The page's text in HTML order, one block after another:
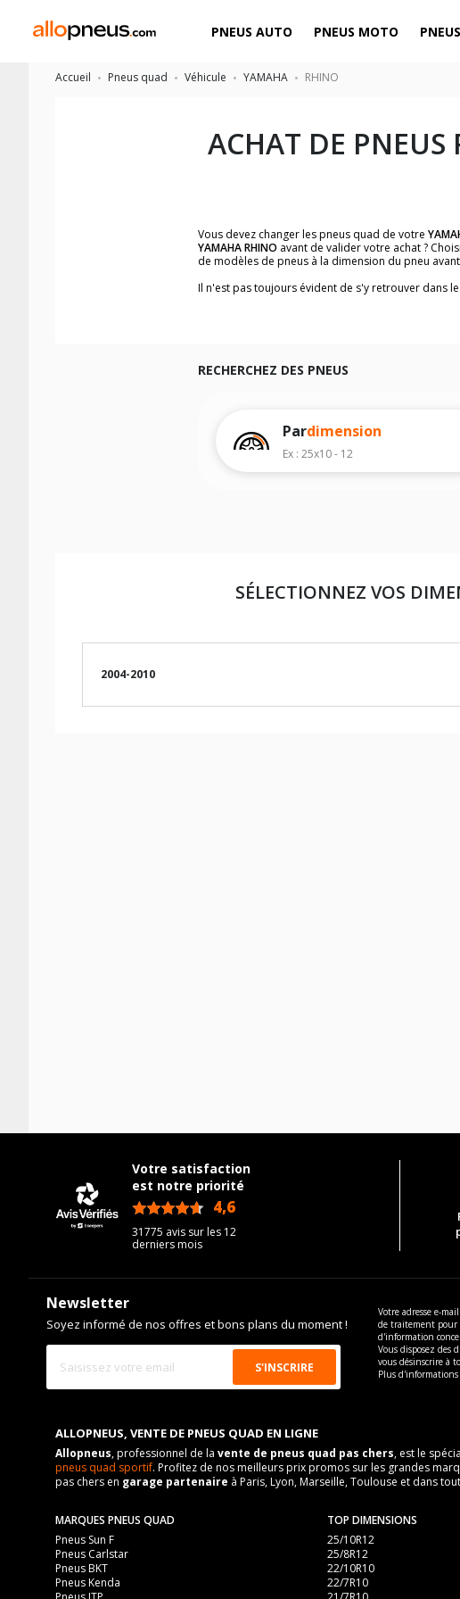
PNEUS AUTO PNEUS MOTO
Accueil Pneus quad Véhicule YAMAHA RHINO
ACHAT DE
Vous devez changer les pneus quad de votre
YAMAHA RHINO avant de valider votre achat ?
de modèles de pneus à la dimension du pneu
Il n'est pas toujours évident de s'y retrouver dans
Les images du pneu quad, les avis clients et un
Pour voir notre liste de pneus quad, veuillez
RECHERCHEZ DES PNEUS
Pardimension
Ex : 25x10 - 12
SÉLECTIONNEZ VOS
2004-2010
Votre satisfaction
est notre priorité
4,6
31775 avis sur les 12
derniers mois
Newsletter
Soyez informé de nos offres et bons plans du moment !
Votre adresse e-
de traitement pour
d'information
Vous disposez des
vous désinscrire à
Plus d'informations
ALLOPNEUS, VENTE DE PNEUS QUAD EN LIGNE
Allopneus, professionnel de la vente de pneus quad pas chers, est le
pneus quad sportif. Profitez de nos meilleurs prix promos sur les grandes
pas chers en garage partenaire à Paris, Lyon, Marseille, Toulouse et dans
MARQUES PNEUS QUAD
Pneus Sun F
Pneus Carlstar
Pneus BKT
Pneus Kenda
TOP DIMENSIONS
25/10R12
25/8R12
22/10R10
22/7R10